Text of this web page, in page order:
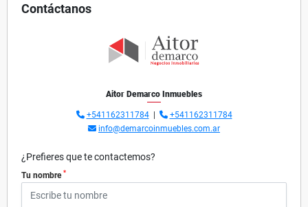
Contáctanos
Aitor Demarco Inmuebles
+541162311784|
+541162311784
info@demarcoinmuebles.com.ar
¿Prefieres que te contactemos?
Tu nombre *